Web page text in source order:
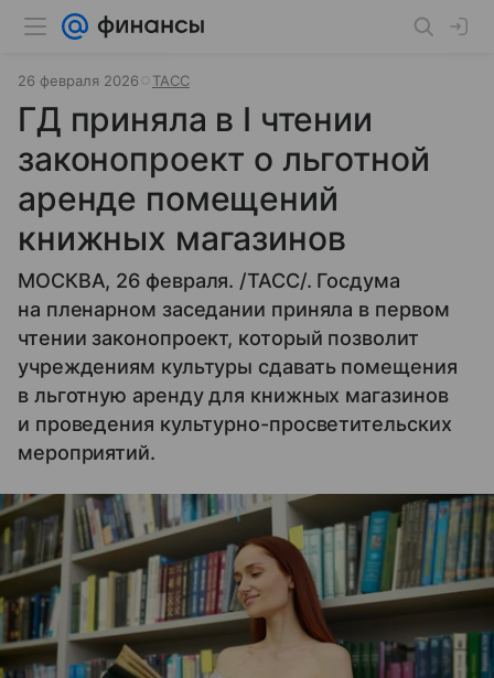
26 февраля 2026 ТАСС
ГД приняла в I чтении
законопроект о льготной
аренде помещений
книжных магазинов
МОСКВА, 26 февраля. /ТАСС/. Госдума
на пленарном заседании приняла в первом
чтении законопроект, который позволит
учреждениям культуры сдавать помещения
в льготную аренду для книжных магазинов
и проведения культурно-просветительских
мероприятий.